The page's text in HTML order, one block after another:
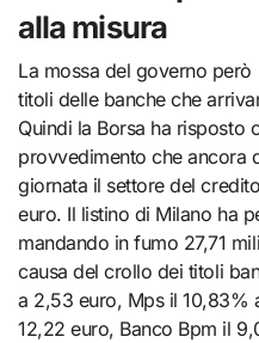
alla misura
La mossa del governo
titoli delle banche che
Quindi la Borsa ha risposto
provvedimento che ancora
giornata il settore del
euro. Il listino di Milano ha
mandando in fumo 27,71
causa del crollo dei titoli
a 2,53 euro, Mps il 10,83%
12,22 euro, Banco Bpm il